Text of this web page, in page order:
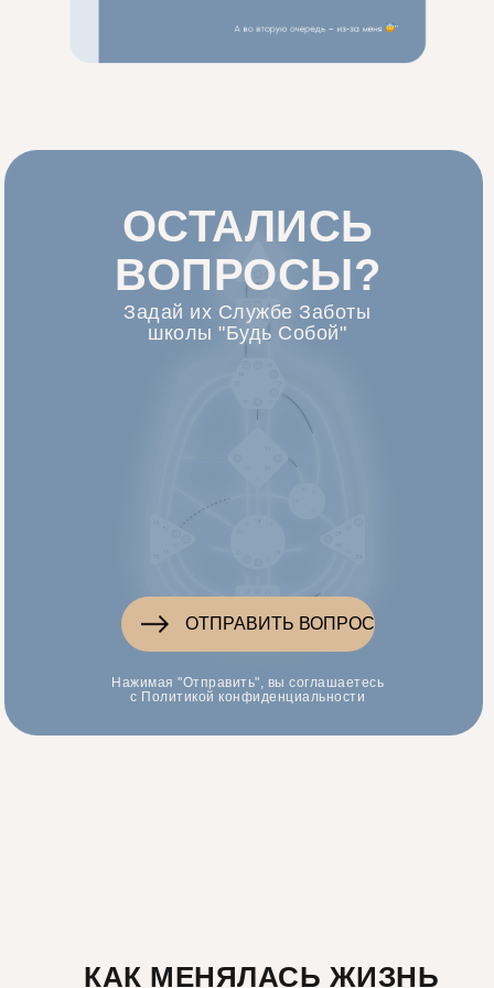
ОТПРАВИТЬ ВОПРОС
ОСТАЛИСЬ
ВОПРОСЫ?
Задай их Службе Заботы
школы "Будь Собой"
Нажимая "Отправить", вы соглашаетесь
с Политикой конфиденциальности
КАК МЕНЯЛАСЬ ЖИЗНЬ